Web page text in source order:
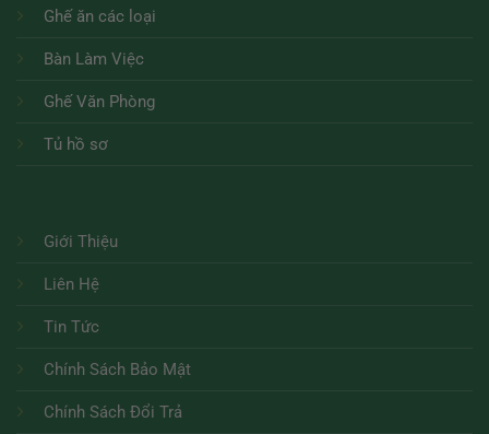
Ghế ăn các loại
Bàn Làm Việc
Ghế Văn Phòng
Tủ hồ sơ
Giới Thiệu
Liên Hệ
Tin Tức
Chính Sách Bảo Mật
Chính Sách Đổi Trả